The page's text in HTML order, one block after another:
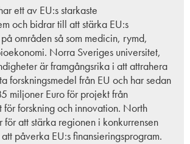
ett av EU:s starkaste
och bidrar till att stärka EU:s
områden så som medicin, rymd,
Norra Sveriges universitet,
är framgångsrika i att attrahera
forskningsmedel från EU och har sedan
miljoner Euro för projekt från
för forskning och innovation. North
för att stärka regionen i konkurrensen
påverka EU:s finansieringsprogram.